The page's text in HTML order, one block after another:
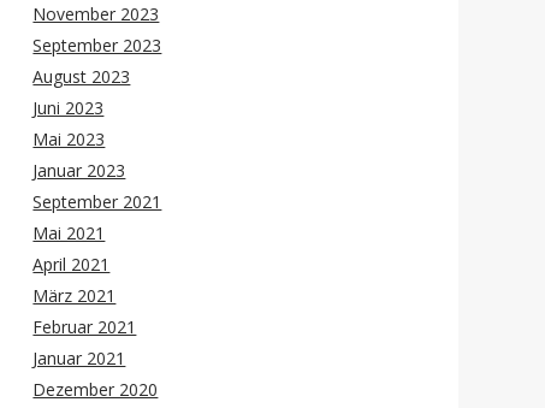
November 2023
September 2023
August 2023
Juni 2023
Mai 2023
Januar 2023
September 2021
Mai 2021
April 2021
März 2021
Februar 2021
Januar 2021
Dezember 2020